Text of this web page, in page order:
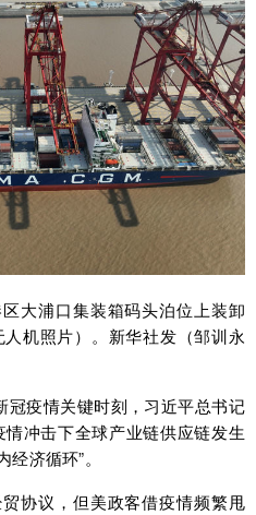
大浦口集装箱码头泊位上装卸
机照片）。新华社发（邹训永
冠疫情关键时刻，习近平总书记
冲击下全球产业链供应链发生
济循环”。
协议，但美政客借疫情频繁甩